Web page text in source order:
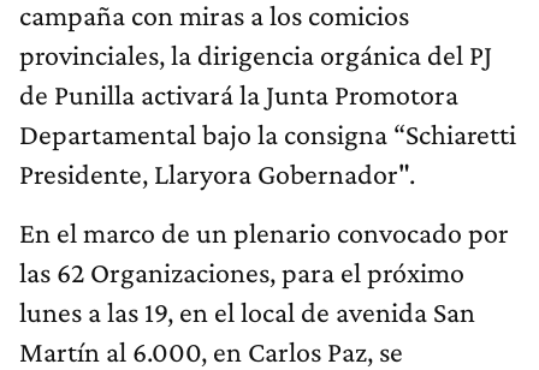
campaña con miras a los comicios
provinciales, la dirigencia orgánica del PJ
de Punilla activará la Junta Promotora
Departamental bajo la consigna “Schiaretti
Presidente, Llaryora Gobernador".
En el marco de un plenario convocado por
las 62 Organizaciones, para el próximo
lunes a las 19, en el local de avenida San
Martín al 6.000, en Carlos Paz, se